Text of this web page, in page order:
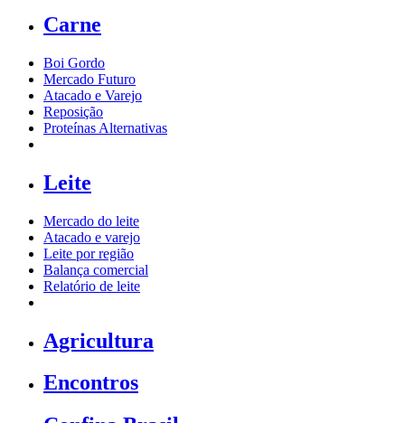
Carne
Boi Gordo
Mercado Futuro
Atacado e Varejo
Reposição
Proteínas Alternativas
Leite
Mercado do leite
Atacado e varejo
Leite por região
Balança comercial
Relatório de leite
Agricultura
Encontros